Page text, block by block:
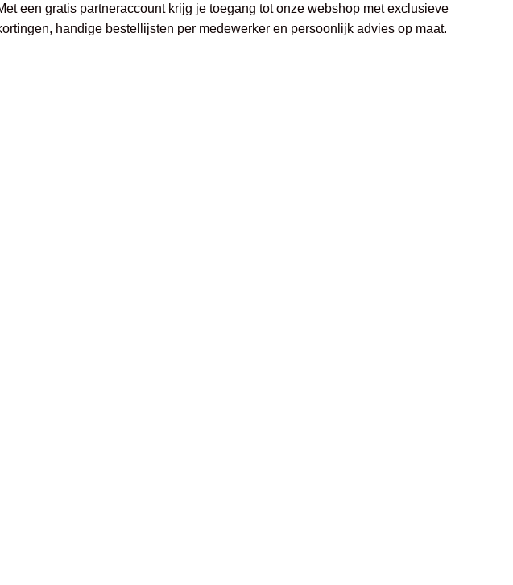
een gratis partneraccount krijg je toegang tot onze webshop met exclusieve
handige bestellijsten per medewerker en persoonlijk advies op maat.